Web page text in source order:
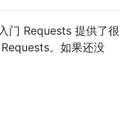
门 Requests 提供了很
。如果还没